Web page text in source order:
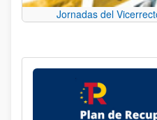
Jornadas del